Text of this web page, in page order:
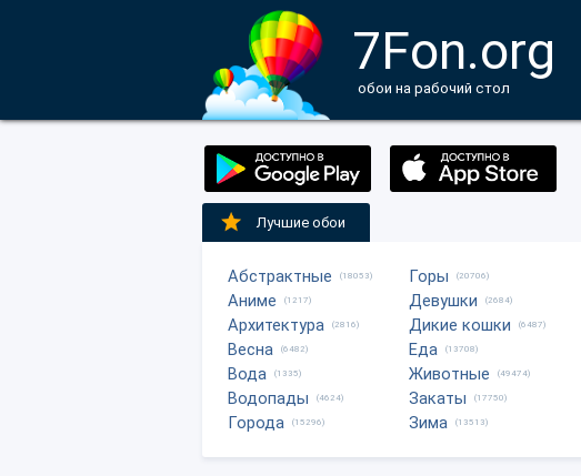
7Fon.org
обои на рабочий стол
Лучшие обои
Абстрактные (18053)
Аниме (1217)
Архитектура (2816)
Весна (6482)
Вода (1335)
Водопады (4624)
Города (15296)
Горы (20706)
Девушки (2684)
Дикие кошки (6487)
Еда (13708)
Животные (49474)
Закаты (17750)
Зима (13513)